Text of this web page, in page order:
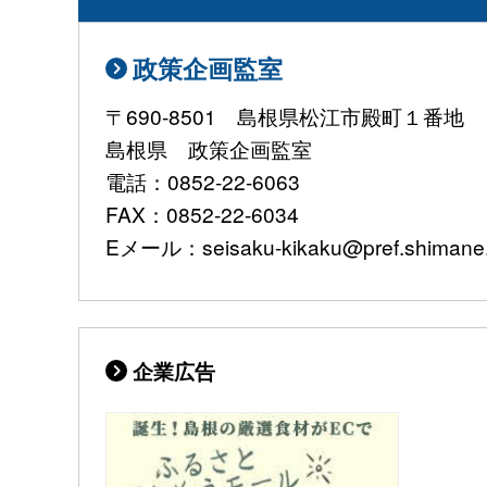
政策企画監室
〒690-8501 島根県松江市殿町１番地
島根県 政策企画監室
電話：0852-22-6063
FAX：0852-22-6034
Eメール：seisaku-
企業広告